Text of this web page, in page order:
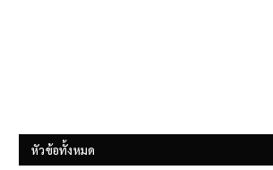
หัวข้อทั้งหมด